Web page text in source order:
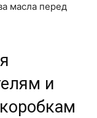
масла перед
и